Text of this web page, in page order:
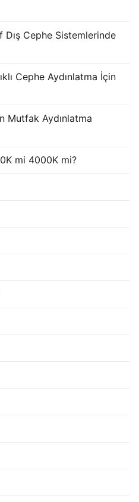
Dış Cephe Sistemlerinde
Cephe Aydınlatma İçin
Mutfak Aydınlatma
mi 4000K mi?